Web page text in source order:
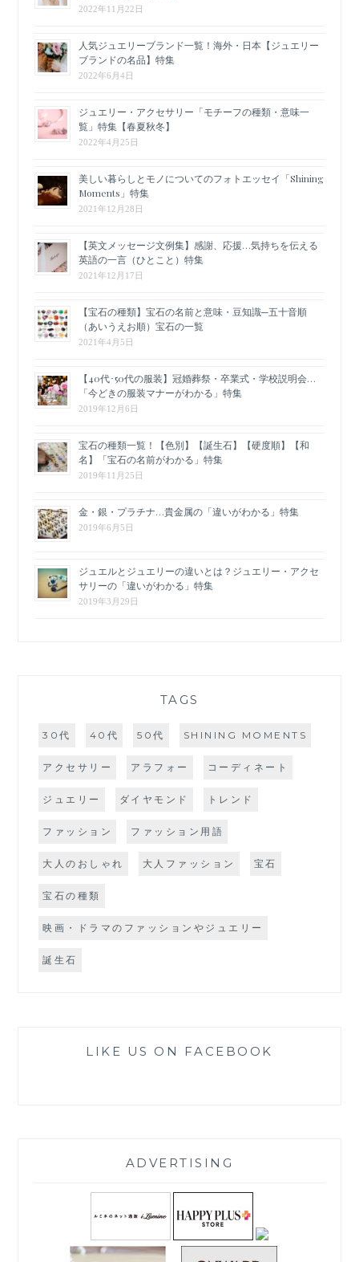
2022年11月22日
人気ジュエリーブランド一覧！海外・日本【ジュエリー
ブランドの名品】特集
2022年6月4日
ジュエリー・アクセサリー「モチーフの種類・意味一
覧」特集【春夏秋冬】
2022年4月25日
美しい暮らしとモノについてのフォトエッセイ「Shining
Moments」特集
2021年12月28日
【英文メッセージ文例集】感謝、応援…気持ちを伝える
英語の一言（ひとこと）特集
2021年12月17日
【宝石の種類】宝石の名前と意味・豆知識─五十音順
（あいうえお順）宝石の一覧
2021年4月5日
【40代･50代の服装】冠婚葬祭・卒業式・学校説明会…
「今どきの服装マナーがわかる」特集
2019年12月6日
宝石の種類一覧！【色別】【誕生石】【硬度順】【和
名】「宝石の名前がわかる」特集
2019年11月25日
金・銀・プラチナ…貴金属の「違いがわかる」特集
2019年6月5日
ジュエルとジュエリーの違いとは？ジュエリー・アクセ
サリーの「違いがわかる」特集
2019年3月29日
TAGS
30代 40代 50代 SHINING MOMENTS
アクセサリー アラフォー コーディネート
ジュエリー ダイヤモンド トレンド
ファッション ファッション用語
大人のおしゃれ 大人ファッション 宝石
宝石の種類
映画・ドラマのファッションやジュエリー
誕生石
LIKE US ON FACEBOOK
ADVERTISING